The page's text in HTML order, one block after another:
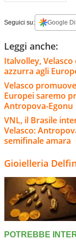
Seguici su: Google
Leggi anche:
Italvolley,
azzurra agli
Velasco
Europei saremo
Antropova-Egonu
VNL, il Brasile
Velasco:
semifinale amara
Gioielleria